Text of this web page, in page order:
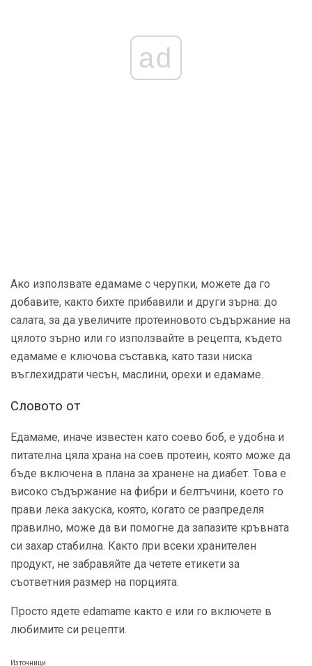
ad
Ако използвате едамаме с черупки, можете да го
добавите, както бихте прибавили и други зърна: до
салата, за да увеличите протеиновото съдържание на
цялото зърно или го използвайте в рецепта, където
едамаме е ключова съставка, като тази ниска
въглехидрати чесън, маслини, орехи и едамаме.
Словото от
Едамаме, иначе известен като соево боб, е удобна и
питателна цяла храна на соев протеин, която може да
бъде включена в плана за хранене на диабет. Това е
високо съдържание на фибри и белтъчини, което го
прави лека закуска, която, когато се разпределя
правилно, може да ви помогне да запазите кръвната
си захар стабилна. Както при всеки хранителен
продукт, не забравяйте да четете етикети за
съответния размер на порцията.
Просто ядете edamame както е или го включете в
любимите си рецепти.
Източници